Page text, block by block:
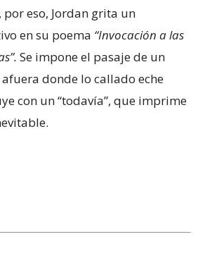
por eso, Jordan grita un
en su poema “Invocación a las
Se impone el pasaje de un
donde lo callado eche
con un “todavía”, que imprime